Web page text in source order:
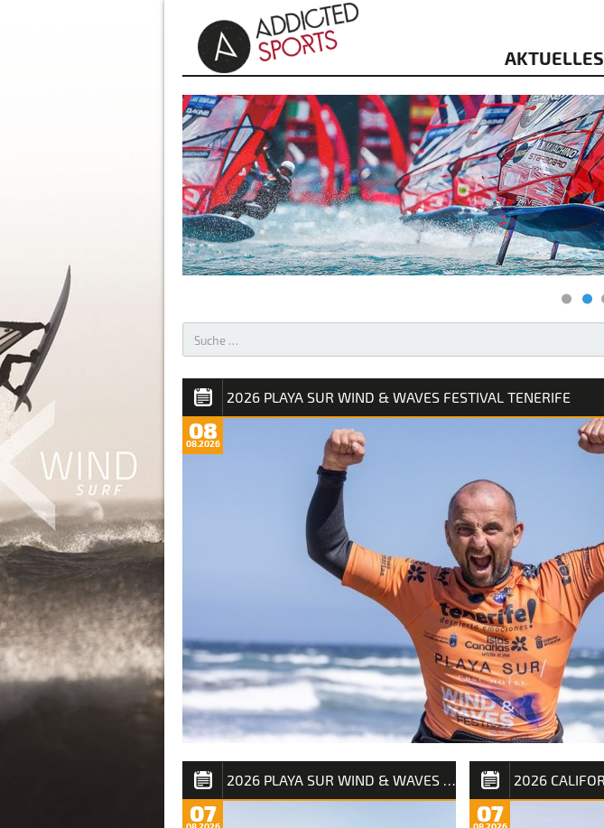
AKTUELLES
AKTUELLES – WINDSURFEN & KITESURFEN
2026 PLAYA SUR WIND & WAVES FESTIVAL TENERIFE
08
08.2026
2026 PLAYA SUR WIND & WAVES FESTIVAL TENERIFE
07 07